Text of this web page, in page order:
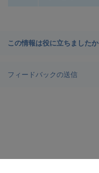
この情報は役に立ちました
フィードバックの送信